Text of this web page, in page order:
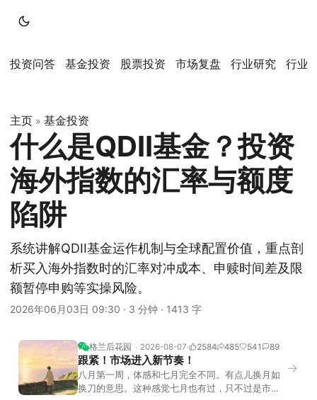
投资问答 基金投资 股票投资 市场复盘 行业研究 行业
主页 » 基金投资
什么是QDII基金？投资
海外指数的汇率与额度
陷阱
系统讲解QDII基金运作机制与全球配置价值，重点剖
析买入海外指数时的汇率对冲成本、申赎时间差及限
额暂停申购等实操风险。
2026年06月03日 09:30 · 3 分钟 · 1413 字
格兰后花园 2026-08-07 2584 485 541 89
跟紧！市场进入新节奏！
八月第一周，体感和七月完全不同。有点儿换月如
换刀的意思。这种感觉七月也有过，只不过是市场
→